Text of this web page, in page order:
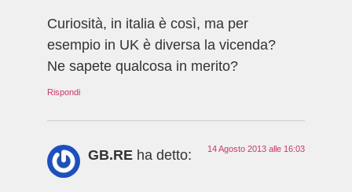
Curiosità, in italia è così, ma per
esempio in UK è diversa la vicenda?
Ne sapete qualcosa in merito?
Rispondi
GB.RE ha detto: 14 Agosto 2013 alle 16:03